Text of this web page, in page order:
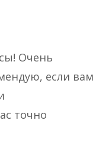
Очень
если вам
точно